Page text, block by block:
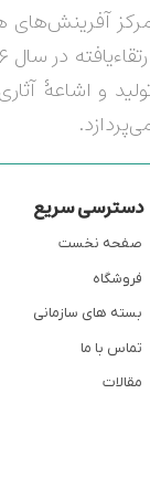
و اشاعۀ
دسترسی سریع
صفحه نخست
فروشگاه
بسته های سازمانی
تماس با ما
مقالات